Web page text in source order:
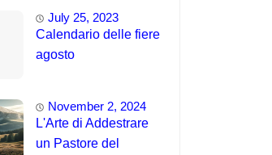
July 25, 2023
Calendario delle fiere
agosto
November 2, 2024
L'Arte di Addestrare
un Pastore del